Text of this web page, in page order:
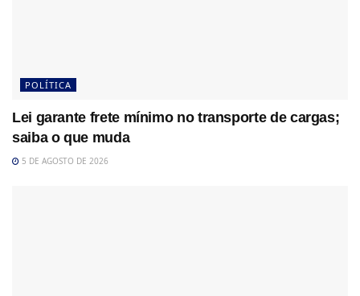
POLÍTICA
Lei garante frete mínimo no transporte de cargas;
saiba o que muda
5 DE AGOSTO DE 2026